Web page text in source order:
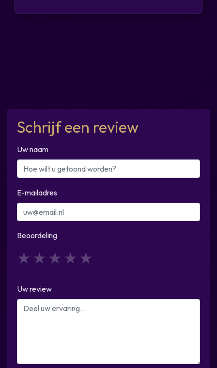
Schrijf een review
Uw naam
E-mailadres
Beoordeling
4
3
2
1
Uw review